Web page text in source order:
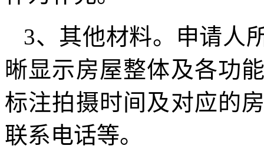
3、其他材料。申请人
晰显示房屋整体及各功
标注拍摄时间及对应的
联系电话等。